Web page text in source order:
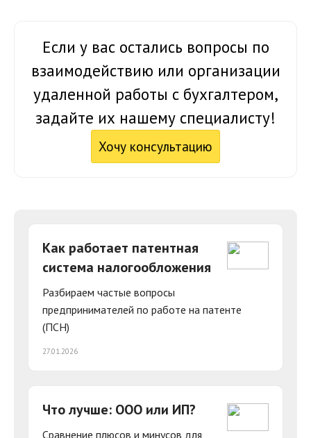
Если у вас остались вопросы по
взаимодействию или организации
удаленной работы с бухгалтером,
задайте их нашему специалисту!
Хочу консультацию
Как работает патентная
система налогообложения
Разбираем частые вопросы
предпринимателей по работе на патенте
(ПСН)
27.01.2026
Что лучше: ООО или ИП?
Сравнение плюсов и минусов для